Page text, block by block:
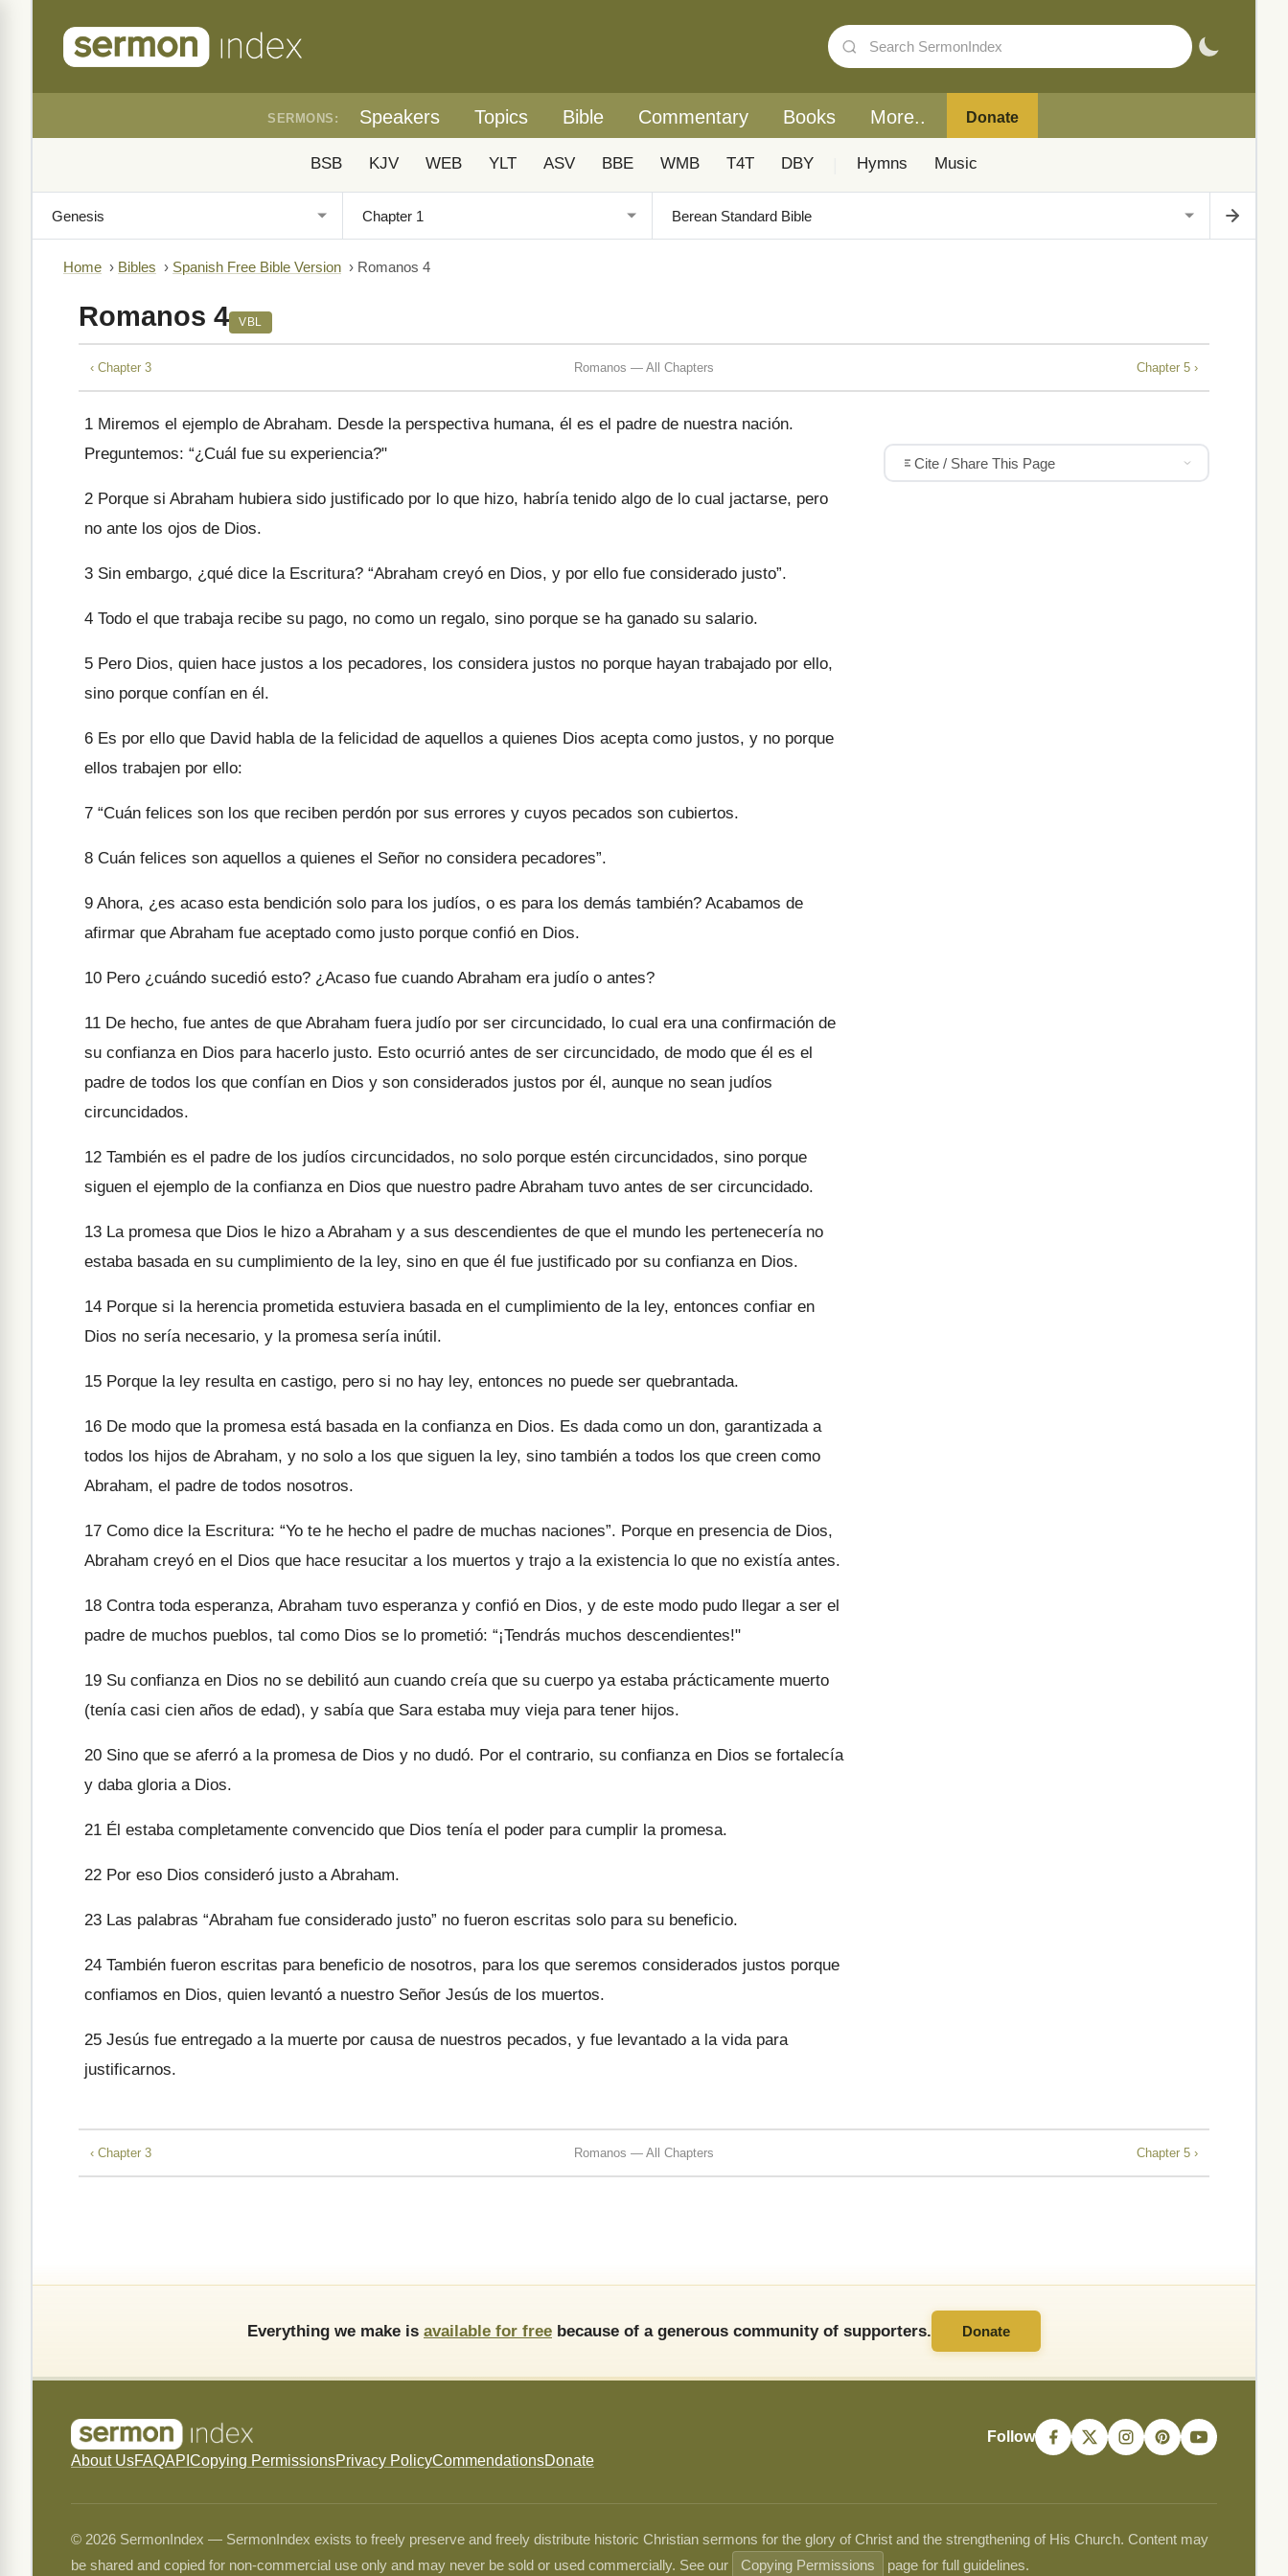
SERMONS: Speakers Topics Bible Commentary Books More.. Donate
BSB KJV WEB YLT ASV BBE WMB T4T DBY Hymns Music
Home › Bibles › Spanish Free Bible Version › Romanos 4
Romanos 4 VBL
‹ Chapter 3 Romanos — All Chapters Chapter 5 ›
1 Miremos el ejemplo de Abraham. Desde la perspectiva humana, él es el padre de nuestra nación.
Preguntemos: “¿Cuál fue su experiencia?"
2 Porque si Abraham hubiera sido justificado por lo que hizo, habría tenido algo de lo cual jactarse, pero
no ante los ojos de Dios.
3 Sin embargo, ¿qué dice la Escritura? “Abraham creyó en Dios, y por ello fue considerado justo”.
4 Todo el que trabaja recibe su pago, no como un regalo, sino porque se ha ganado su salario.
5 Pero Dios, quien hace justos a los pecadores, los considera justos no porque hayan trabajado por ello,
sino porque confían en él.
6 Es por ello que David habla de la felicidad de aquellos a quienes Dios acepta como justos, y no porque
ellos trabajen por ello:
7 “Cuán felices son los que reciben perdón por sus errores y cuyos pecados son cubiertos.
8 Cuán felices son aquellos a quienes el Señor no considera pecadores”.
9 Ahora, ¿es acaso esta bendición solo para los judíos, o es para los demás también? Acabamos de
afirmar que Abraham fue aceptado como justo porque confió en Dios.
10 Pero ¿cuándo sucedió esto? ¿Acaso fue cuando Abraham era judío o antes?
11 De hecho, fue antes de que Abraham fuera judío por ser circuncidado, lo cual era una confirmación de
su confianza en Dios para hacerlo justo. Esto ocurrió antes de ser circuncidado, de modo que él es el
padre de todos los que confían en Dios y son considerados justos por él, aunque no sean judíos
circuncidados.
12 También es el padre de los judíos circuncidados, no solo porque estén circuncidados, sino porque
siguen el ejemplo de la confianza en Dios que nuestro padre Abraham tuvo antes de ser circuncidado.
13 La promesa que Dios le hizo a Abraham y a sus descendientes de que el mundo les pertenecería no
estaba basada en su cumplimiento de la ley, sino en que él fue justificado por su confianza en Dios.
14 Porque si la herencia prometida estuviera basada en el cumplimiento de la ley, entonces confiar en
Dios no sería necesario, y la promesa sería inútil.
15 Porque la ley resulta en castigo, pero si no hay ley, entonces no puede ser quebrantada.
16 De modo que la promesa está basada en la confianza en Dios. Es dada como un don, garantizada a
todos los hijos de Abraham, y no solo a los que siguen la ley, sino también a todos los que creen como
Abraham, el padre de todos nosotros.
17 Como dice la Escritura: “Yo te he hecho el padre de muchas naciones”. Porque en presencia de Dios,
Abraham creyó en el Dios que hace resucitar a los muertos y trajo a la existencia lo que no existía antes.
18 Contra toda esperanza, Abraham tuvo esperanza y confió en Dios, y de este modo pudo llegar a ser el
padre de muchos pueblos, tal como Dios se lo prometió: “¡Tendrás muchos descendientes!"
19 Su confianza en Dios no se debilitó aun cuando creía que su cuerpo ya estaba prácticamente muerto
(tenía casi cien años de edad), y sabía que Sara estaba muy vieja para tener hijos.
20 Sino que se aferró a la promesa de Dios y no dudó. Por el contrario, su confianza en Dios se fortalecía
y daba gloria a Dios.
21 Él estaba completamente convencido que Dios tenía el poder para cumplir la promesa.
22 Por eso Dios consideró justo a Abraham.
23 Las palabras “Abraham fue considerado justo” no fueron escritas solo para su beneficio.
24 También fueron escritas para beneficio de nosotros, para los que seremos considerados justos porque
confiamos en Dios, quien levantó a nuestro Señor Jesús de los muertos.
25 Jesús fue entregado a la muerte por causa de nuestros pecados, y fue levantado a la vida para
justificarnos.
Cite / Share This Page
‹ Chapter 3 Romanos — All Chapters Chapter 5 ›
Everything we make is available for free because of a generous community of supporters. Donate
About UsFAQAPI Copying PermissionsPrivacy PolicyCommendationsDonate
Follow
© 2026 SermonIndex — SermonIndex exists to freely preserve and freely distribute historic Christian sermons for the glory of Christ and the strengthening of His Church. Content may
be shared and copied for non-commercial use only and may never be sold or used commercially. See our
Copying Permissions page for full guidelines.